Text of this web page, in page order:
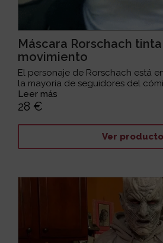
Máscara Rorschach
movimiento
El personaje de Rorschach está
la mayoría de seguidores del
Leer más
28 €
Ver producto